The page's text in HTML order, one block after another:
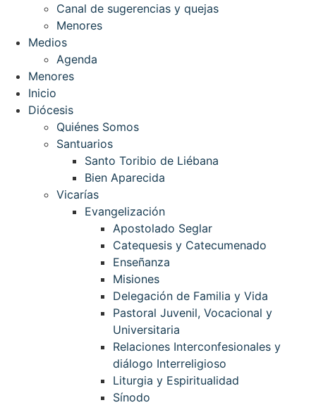
Canal de sugerencias y quejas
Menores
Medios
Agenda
Menores
Inicio
Diócesis
Quiénes Somos
Santuarios
Santo Toribio de Liébana
Bien Aparecida
Vicarías
Evangelización
Apostolado Seglar
Catequesis y Catecumenado
Enseñanza
Misiones
Delegación de Familia y Vida
Pastoral Juvenil, Vocacional y
Universitaria
Relaciones Interconfesionales y
diálogo Interreligioso
Liturgia y Espiritualidad
Sínodo